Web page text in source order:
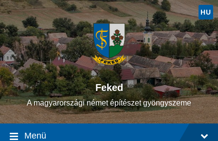
Ugrás
a
tartalomhoz
Ugrás
a
fő
navigációhoz
Ugrás
a
lábléchez
HU
Feked
A magyarországi német építészet gyöngyszeme
Menü